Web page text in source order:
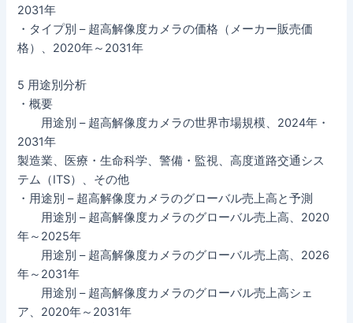
2031年
・タイプ別 – 超高解像度カメラの価格（メーカー販売価
格）、2020年～2031年
5 用途別分析
・概要
用途別 – 超高解像度カメラの世界市場規模、2024年・
2031年
製造業、医療・生命科学、警備・監視、高度道路交通シス
テム（ITS）、その他
・用途別 – 超高解像度カメラのグローバル売上高と予測
用途別 – 超高解像度カメラのグローバル売上高、2020
年～2025年
用途別 – 超高解像度カメラのグローバル売上高、2026
年～2031年
用途別 – 超高解像度カメラのグローバル売上高シェ
ア、2020年～2031年